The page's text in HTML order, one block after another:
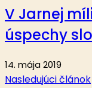
V Jarnej
úspechy
14. mája 2019
Nasledujúci článok